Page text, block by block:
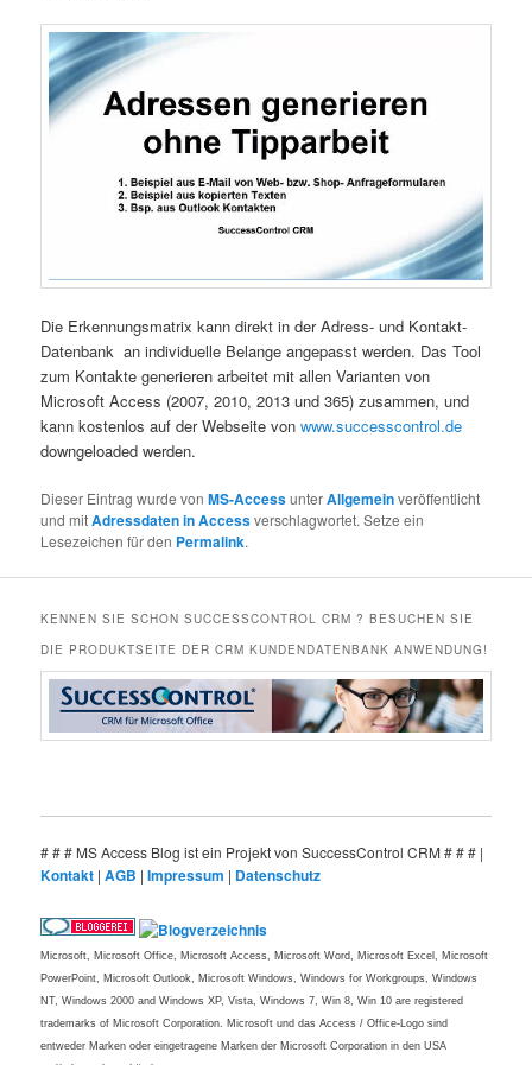
Die Erkennungsmatrix kann direkt in der Adress- und Kontakt-
Datenbank an individuelle Belange angepasst werden. Das Tool
zum Kontakte generieren arbeitet mit allen Varianten von
Microsoft Access (2007, 2010, 2013 und 365) zusammen, und
kann kostenlos auf der Webseite vonwww.successcontrol.de
downgeloaded werden.
Dieser Eintrag wurde vonMS-AccessunterAllgemeinveröffentlicht
und mitAdressdaten in Accessverschlagwortet. Setze ein
Lesezeichen für den Permalink.
KENNEN SIE SCHON SUCCESSCONTROL CRM ? BESUCHEN SIE
DIE PRODUKTSEITE DER CRM KUNDENDATENBANK ANWENDUNG!
# # # MS Access Blog ist ein Projekt von SuccessControl CRM # # # |
Kontakt |AGB |Impressum | Datenschutz
Microsoft, Microsoft Office, Microsoft Access, Microsoft Word, Microsoft Excel, Microsoft
PowerPoint, Microsoft Outlook, Microsoft Windows, Windows for Workgroups, Windows
NT, Windows 2000 and Windows XP, Vista, Windows 7, Win 8, Win 10 are registered
trademarks of Microsoft Corporation. Microsoft und das Access / Office-Logo sind
entweder Marken oder eingetragene Marken der Microsoft Corporation in den USA